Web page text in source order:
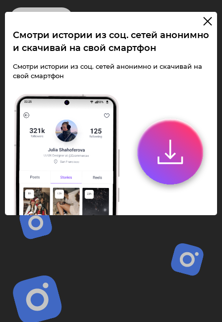
Смотри Stories и
скачивай Reels без
ограничений!
Переходи в ИнстаПай бот - смотри и
скачивай
Stories Reels
анонимно в чате
или Telegram-приложении.
Быстро, просто и удобно.
Перейти к боту
Смотри истории из соц. сетей анонимно
и скачивай на свой смартфон
Смотри истории из соц. сетей анонимно и скачивай на
свой смартфон